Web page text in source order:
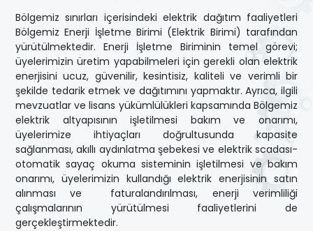
Bölgemiz sınırları içerisindeki elektrik dağıtım faaliyetleri
Bölgemiz Enerji İşletme Birimi (Elektrik Birimi) tarafından
yürütülmektedir. Enerji İşletme Biriminin temel görevi;
üyelerimizin üretim yapabilmeleri için gerekli olan elektrik
enerjisini ucuz, güvenilir, kesintisiz, kaliteli ve verimli bir
şekilde tedarik etmek ve dağıtımını yapmaktır. Ayrıca, ilgili
mevzuatlar ve lisans yükümlülükleri kapsamında Bölgemiz
elektrik altyapısının işletilmesi bakım ve onarımı,
üyelerimize ihtiyaçları doğrultusunda kapasite
sağlanması, akıllı aydınlatma şebekesi ve elektrik scadası-
otomatik sayaç okuma sisteminin işletilmesi ve bakım
onarımı, üyelerimizin kullandığı elektrik enerjisinin satın
alınması ve faturalandırılması, enerji verimliliği
çalışmalarının yürütülmesi faaliyetlerini de
gerçekleştirmektedir.